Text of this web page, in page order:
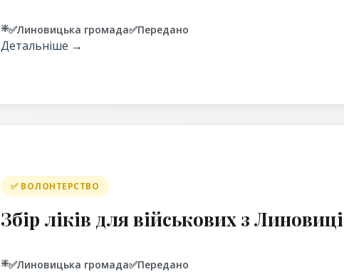
❇️✅Линовицька громада✅Передано
Детальніше →
✅ ВОЛОНТЕРСТВО
Збір ліків для військових з Линовиці
❇️✅Линовицька громада✅Передано